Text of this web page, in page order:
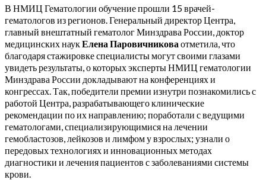
В НМИЦ Гематологии обучение прошли 15 врачей-
гематологов из регионов. Генеральный директор Центра,
главный внештатный гематолог Минздрава России, доктор
медицинских наукЕлена Паровичникова отметила, что
благодаря стажировке специалисты могут своими глазами
увидеть результаты, о которых эксперты НМИЦ гематологии
Минздрава России докладывают на конференциях и
конгрессах. Так, победители премии изнутри познакомились с
работой Центра, разрабатывающего клинические
рекомендации по их направлению; поработали с ведущими
гематологами, специализирующимися на лечении
гемобластозов, лейкозов и лимфом у взрослых; узнали о
передовых технологиях и инновационных методах
диагностики и лечения пациентов с заболеваниями системы
крови.